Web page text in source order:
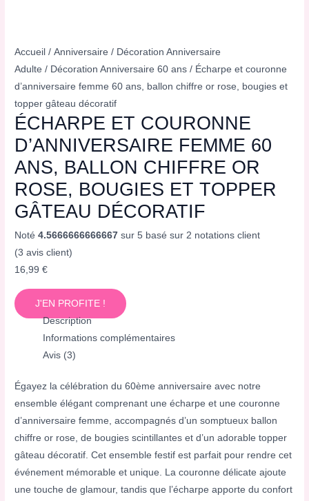
Accueil /Anniversaire / Décoration Anniversaire
Adulte / Décoration Anniversaire 60 ans / Écharpe et couronne
d’anniversaire femme 60 ans, ballon chiffre or rose, bougies et
topper gâteau décoratif
ÉCHARPE ET COURONNE
D’ANNIVERSAIRE FEMME 60
ANS, BALLON CHIFFRE OR
ROSE, BOUGIES ET TOPPER
GÂTEAU DÉCORATIF
Noté4.5666666666667 sur 5 basé sur 2 notations client
(3 avis client)
16,99€
J'EN PROFITE !
Description
Informations complémentaires
Avis (3)
Égayez la célébration du 60ème anniversaire avec notre
ensemble élégant comprenant une écharpe et une couronne
d’anniversaire femme, accompagnés d’un somptueux ballon
chiffre or rose, de bougies scintillantes et d’un adorable topper
gâteau décoratif. Cet ensemble festif est parfait pour rendre cet
événement mémorable et unique. La couronne délicate ajoute
une touche de glamour, tandis que l’écharpe apporte du confort